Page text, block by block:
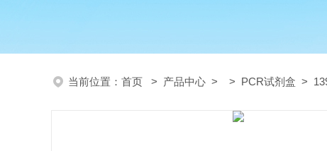
当前位置： 首页 > 产品中心 > > PCR试剂盒 >